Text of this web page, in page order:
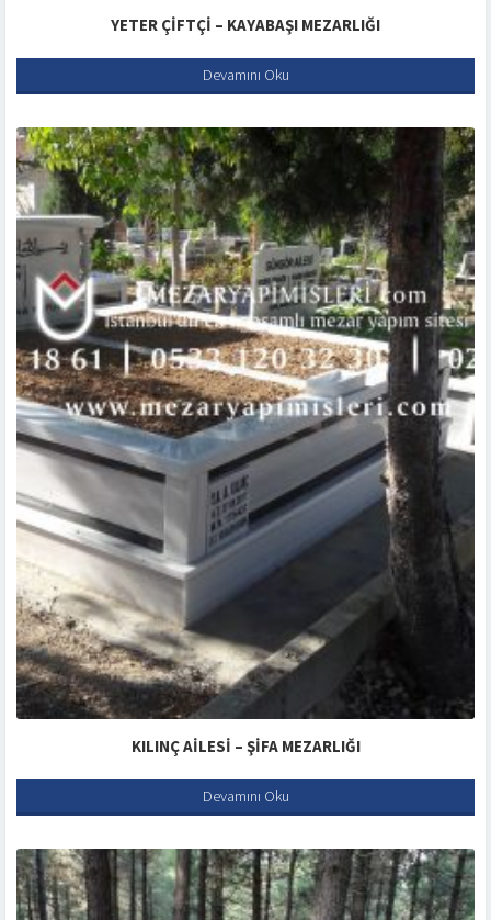
YETER ÇIFTÇI – KAYABAŞI MEZARLIĞI
Devamını Oku
KILINÇ AILESI – ŞIFA MEZARLIĞI
Devamını Oku